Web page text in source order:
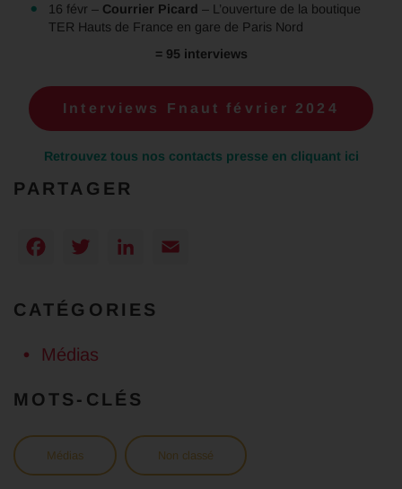
16 févr – Courrier Picard – L’ouverture de la boutique
TER Hauts de France en gare de Paris Nord
= 95 interviews
Interviews Fnaut février 2024
Retrouvez tous nos contacts presse en cliquant ici
PARTAGER
Facebook
TwitterLinkedIn
CATÉGORIES
Médias
MOTS-CLÉS
Médias Non classé